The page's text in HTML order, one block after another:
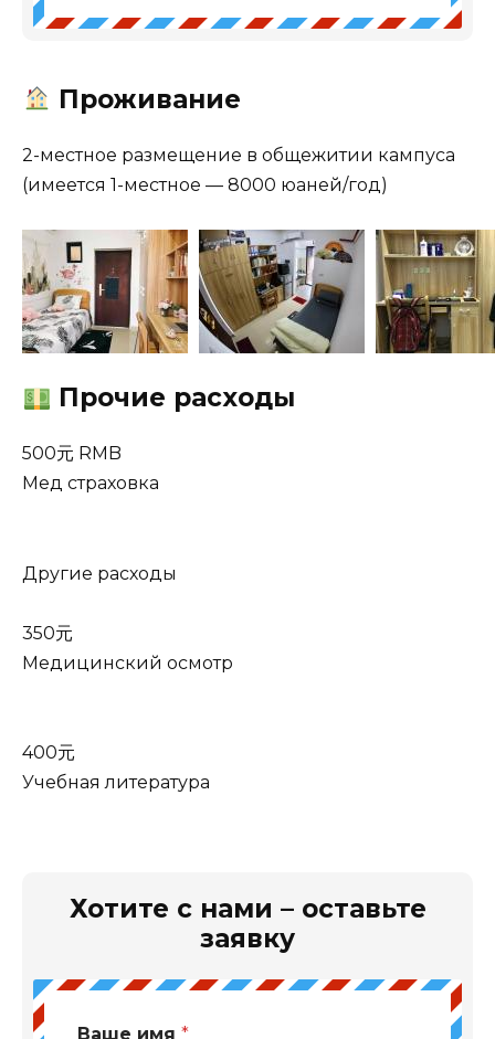
Проживание
2-местное размещение в общежитии кампуса
(имеется 1-местное — 8000 юаней/год)
Прочие расходы
500元 RMB
Мед страховка
Другие расходы
350元
Медицинский осмотр
400元
Учебная литература
Хотите с нами – оставьте
заявку
Ваше имя *